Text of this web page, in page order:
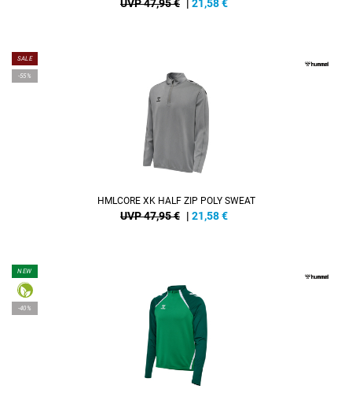
UVP 47,95 € 21,58€
SALE
-55%
HMLCORE XK HALF ZIP POLY SWEAT
UVP 47,95 € | 21,58€
NEW
-40%